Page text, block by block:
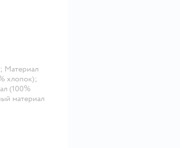
Материал
хлопок);
(100%
материал